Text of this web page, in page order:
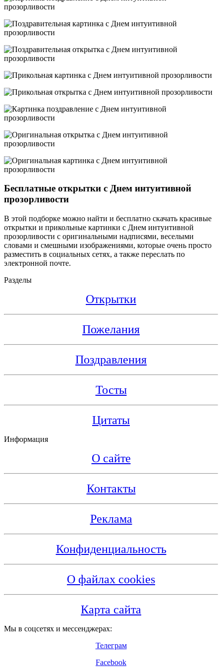
Бесплатные открытки с Днем интуитивной
прозорливости
В этой подборке можно найти и бесплатно скачать красивые
открытки и прикольные картинки с Днем интуитивной
прозорливости с оригинальными надписями, веселыми
словами и смешными изображениями, которые очень просто
разместить в социальных сетях, а также переслать по
электронной почте.
Разделы
Открытки
Пожелания
Поздравления
Тосты
Цитаты
Информация
О сайте
Контакты
Реклама
Конфиденциальность
О файлах cookies
Карта сайта
Мы в соцсетях и мессенджерах:
Телеграм
Facebook